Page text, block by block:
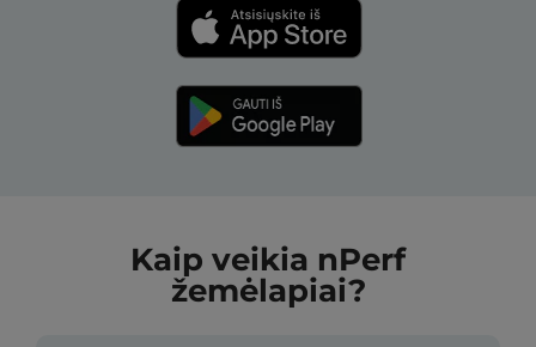
Kaip veikia nPerf
žemėlapiai?